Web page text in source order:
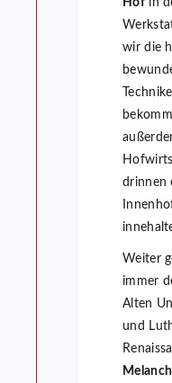
wir die
drinnen
Weiter
immer
Alten
und